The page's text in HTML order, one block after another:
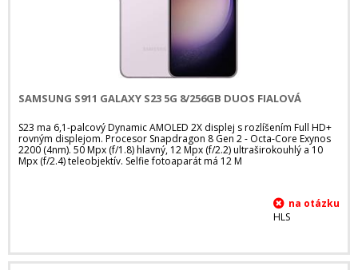
SAMSUNG S911 GALAXY S23 5G 8/256GB DUOS FIALOVÁ
S23 ma 6,1-palcový Dynamic AMOLED 2X displej s rozlíšením Full HD+
rovným displejom. Procesor Snapdragon 8 Gen 2 - Octa-Core Exynos
2200 (4nm). 50 Mpx (f/1.8) hlavný, 12 Mpx (f/2.2) ultraširokouhlý a 10
Mpx (f/2.4) teleobjektív. Selfie fotoaparát má 12 M
HLS